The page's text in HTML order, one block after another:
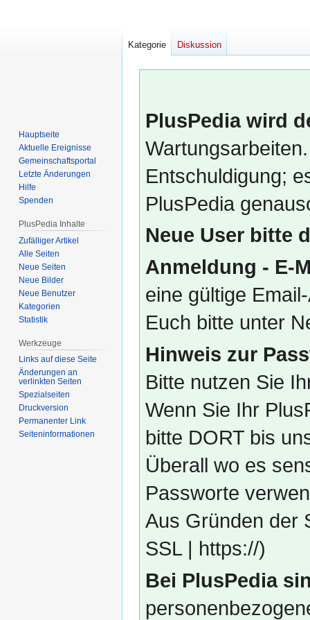
PlusPedia wird
Entschuldigung;
PlusPedia
Neue User bitte
Anmeldung - E-
eine gültige
Euch bitte unter
Hinweis zur
Bitte nutzen Sie
Wenn Sie Ihr
bitte DORT bis
Überall wo es
Passworte
Aus Gründen der
SSL | https://)
Bei PlusPedia
Kategorie Diskussion
Hauptseite
Aktuelle Ereignisse
Gemeinschafts­portal
Letzte Änderungen
Hilfe
Spenden
PlusPedia Inhalte
Zufälliger Artikel
Alle Seiten
Neue Seiten
Neue Bilder
Neue Benutzer
Kategorien
Statistik
Werkzeuge
Links auf diese Seite
Änderungen an
verlinkten Seiten
Spezialseiten
Druckversion
Permanenter Link
Seiten­­informationen